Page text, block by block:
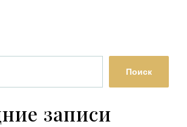
Поиск
записи